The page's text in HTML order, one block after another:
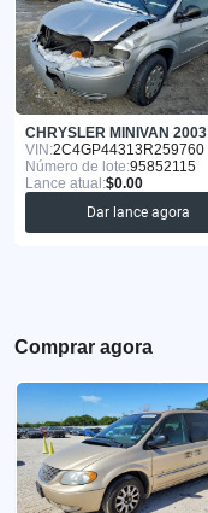
CHRYSLER MINIVAN 2003
VIN:2C4GP44313R259760
Número de lote:95852115
Lance atual:$0.00
Dar lance agora
Comprar agora